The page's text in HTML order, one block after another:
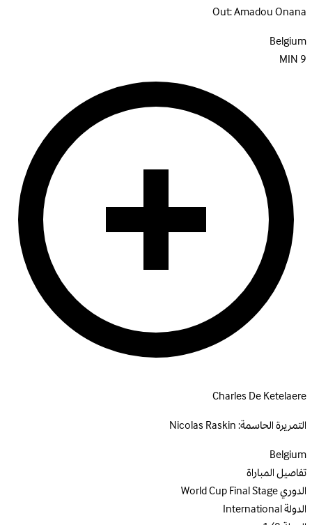
Out:Amadou Onana
Belgium
9
MIN
Charles De Ketelaere
التمريرة الحاسمة:Nicolas Raskin
Belgium
تفاصيل المباراة
الدوريWorld Cup Final Stage
الدولةInternational